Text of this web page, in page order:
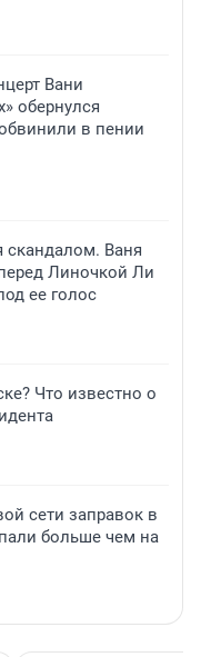
Вани
обернулся
в пении
скандалом. Ваня
Линочкой Ли
ее голос
Что известно о
сети заправок в
больше чем на